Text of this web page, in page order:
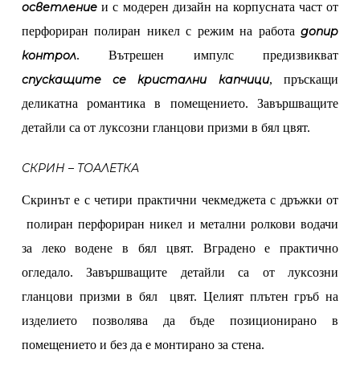
осветлениеи с модерен дизайн на корпусната част от
перфориран полиран никел с режим на работадопир
контрол. Вътрешен импулс предизвикват
спускащите се кристални капчици, пръскащи
деликатна романтика в помещението. Завършващите
детайли са от луксозни гланцови призми в бял цвят.
СКРИН – ТОАЛЕТКА
Скринът е с четири практични чекмеджета с дръжки от
полиран перфориран никел и метални ролкови водачи
за леко водене в бял цвят. Вградено е практично
огледало. Завършващите детайли са от луксозни
гланцови призми в бял цвят. Целият плътен гръб на
изделието позволява да бъде позиционирано в
помещението и без да е монтирано за стена.